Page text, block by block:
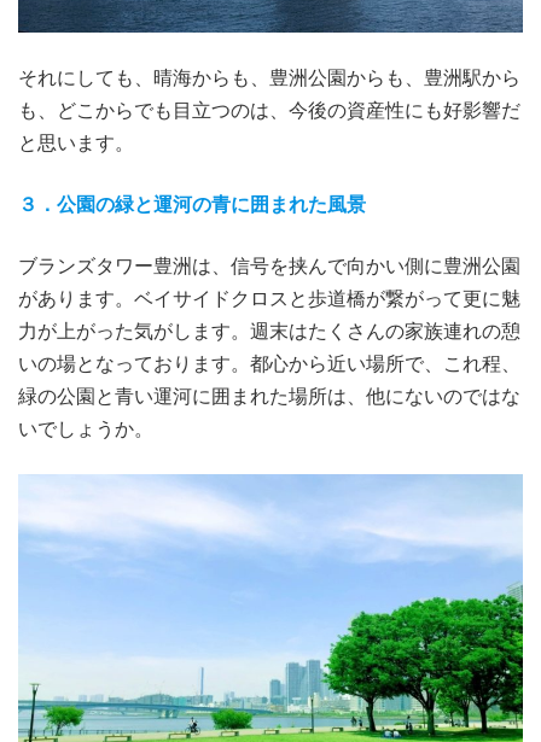
それにしても、晴海からも、豊洲公園からも、豊洲駅から
も、どこからでも目立つのは、今後の資産性にも好影響だ
と思います。
３．公園の緑と運河の青に囲まれた風景
ブランズタワー豊洲は、信号を挟んで向かい側に豊洲公園
があります。ベイサイドクロスと歩道橋が繋がって更に魅
力が上がった気がします。週末はたくさんの家族連れの憩
いの場となっております。都心から近い場所で、これ程、
緑の公園と青い運河に囲まれた場所は、他にないのではな
いでしょうか。